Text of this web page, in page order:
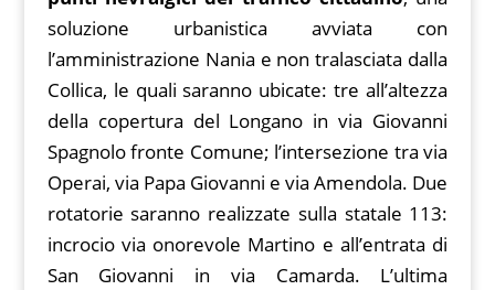
soluzione urbanistica avviata con
l’amministrazione Nania e non tralasciata dalla
Collica, le quali saranno ubicate: tre all’altezza
della copertura del Longano in via Giovanni
Spagnolo fronte Comune; l’intersezione tra via
Operai, via Papa Giovanni e via Amendola. Due
rotatorie saranno realizzate sulla statale 113:
incrocio via onorevole Martino e all’entrata di
San Giovanni in via Camarda. L’ultima